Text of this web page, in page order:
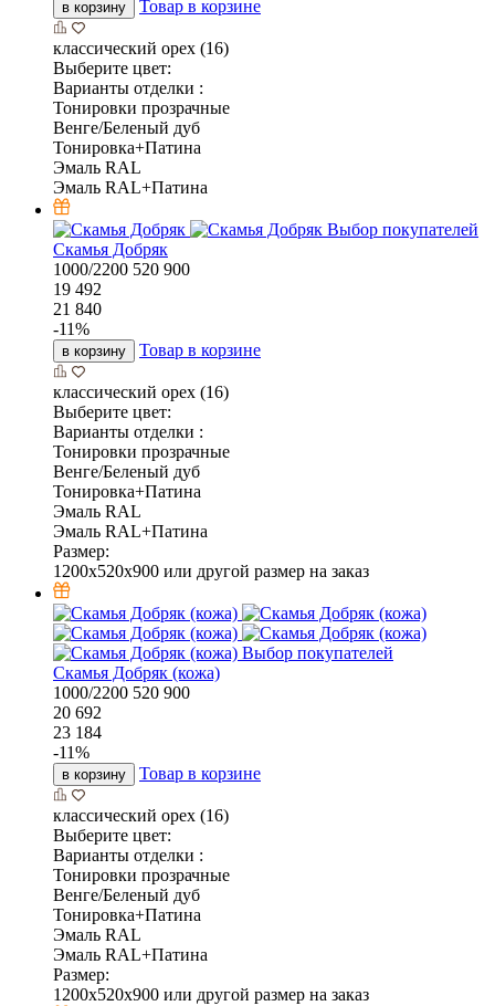
в корзину Товар в корзине
классический орех (16)
Выберите цвет:
Варианты отделки :
Тонировки прозрачные
Венге/Беленый дуб
Тонировка+Патина
Эмаль RAL
Эмаль RAL+Патина
Выбор покупателей
Скамья Добряк
1000/2200 520 900
19 492
21 840
-11%
в корзину Товар в корзине
классический орех (16)
Выберите цвет:
Варианты отделки :
Тонировки прозрачные
Венге/Беленый дуб
Тонировка+Патина
Эмаль RAL
Эмаль RAL+Патина
Размер:
1200x520x900 или другой размер на заказ
Выбор покупателей
Скамья Добряк (кожа)
1000/2200 520 900
20 692
23 184
-11%
в корзину Товар в корзине
классический орех (16)
Выберите цвет:
Варианты отделки :
Тонировки прозрачные
Венге/Беленый дуб
Тонировка+Патина
Эмаль RAL
Эмаль RAL+Патина
Размер:
1200x520x900 или другой размер на заказ